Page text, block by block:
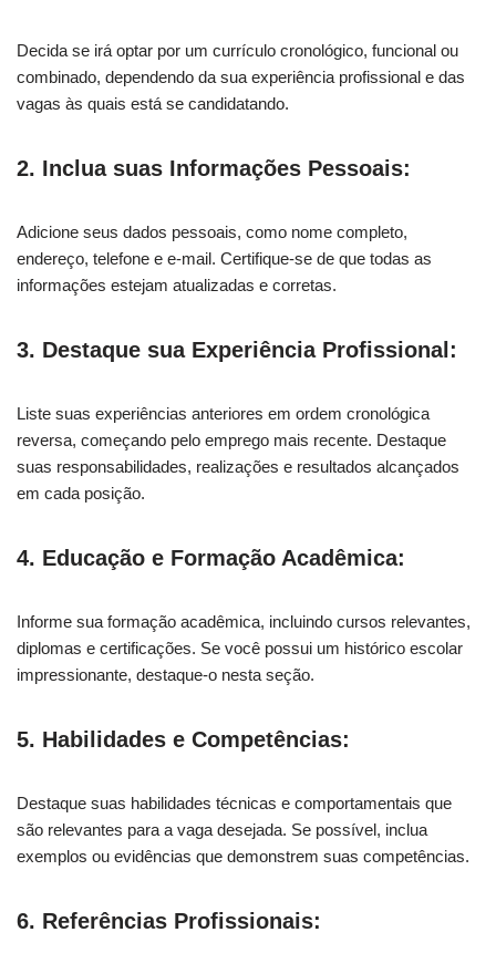
Decida se irá optar por um currículo cronológico, funcional ou
combinado, dependendo da sua experiência profissional e das
vagas às quais está se candidatando.
2. Inclua suas Informações Pessoais:
Adicione seus dados pessoais, como nome completo,
endereço, telefone e e-mail. Certifique-se de que todas as
informações estejam atualizadas e corretas.
3. Destaque sua Experiência Profissional:
Liste suas experiências anteriores em ordem cronológica
reversa, começando pelo emprego mais recente. Destaque
suas responsabilidades, realizações e resultados alcançados
em cada posição.
4. Educação e Formação Acadêmica:
Informe sua formação acadêmica, incluindo cursos relevantes,
diplomas e certificações. Se você possui um histórico escolar
impressionante, destaque-o nesta seção.
5. Habilidades e Competências:
Destaque suas habilidades técnicas e comportamentais que
são relevantes para a vaga desejada. Se possível, inclua
exemplos ou evidências que demonstrem suas competências.
6. Referências Profissionais: